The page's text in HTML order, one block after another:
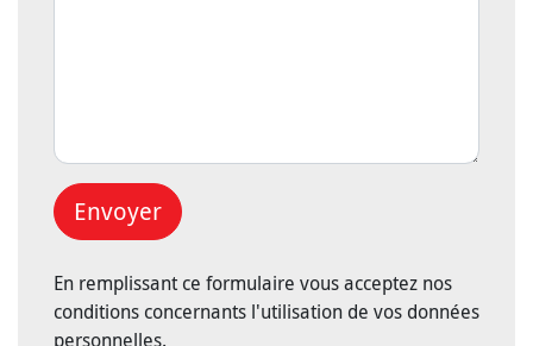
Envoyer
En remplissant ce formulaire vous acceptez nos
conditions concernants l'utilisation de vos données
personnelles.